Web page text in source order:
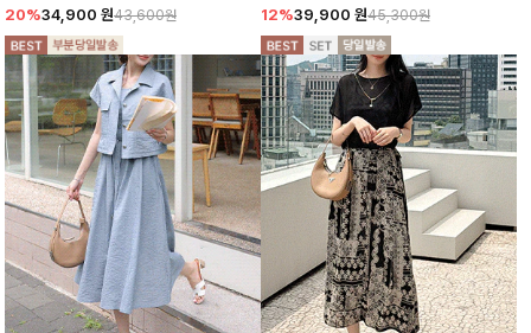
20%34,900 원43,600원 12%39,900 원45,300원